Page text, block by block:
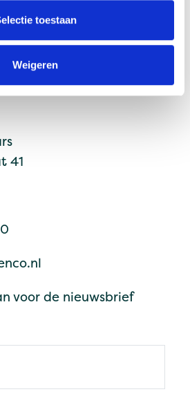
toestaan
Weigeren
41
voor de nieuwsbrief